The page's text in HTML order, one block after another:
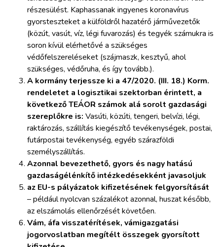
REGISZTRÁCIÓ
részesülést. Kaphassanak ingyenes koronavírus
gyorsteszteket a külföldről hazatérő járművezetők
(közút, vasút, víz, légi fuvarozás) és tegyék számukra is
soron kívül elérhetővé a szükséges
védőfelszereléseket (szájmaszk, kesztyű, ahol
szükséges, védőruha, és így tovább.).
A kormány terjessze ki a 47/2020. (III. 18.) Korm.
rendeletet a logisztikai szektorban érintett, a
következő TEÁOR számok alá sorolt gazdasági
szereplőkre is: Vasúti, közúti, tengeri, belvízi, légi,
raktározás, szállítás kiegészítő tevékenységek, postai,
futárpostai tevékenység, egyéb szárazföldi
személyszállítás.
Azonnal bevezethető, gyors és nagy hatású
gazdaságélénkítő intézkedésekként javasoljuk
az EU-s pályázatok kifizetésének felgyorsítását
– például nyolcvan százalékot azonnal, huszat később,
az elszámolás ellenőrzését követően.
Vám, áfa visszatérítések, vámigazgatási
jogorvoslatban megítélt összegek gyorsított